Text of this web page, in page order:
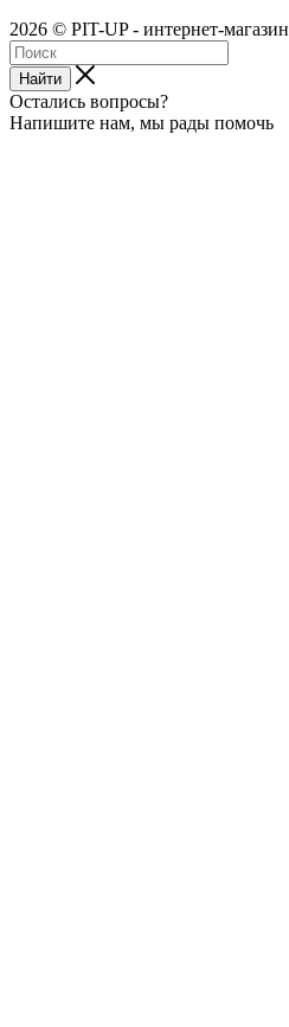
2026 © PIT-UP - интернет-магазин
Найти
Остались вопросы?
Напишите нам, мы рады помочь